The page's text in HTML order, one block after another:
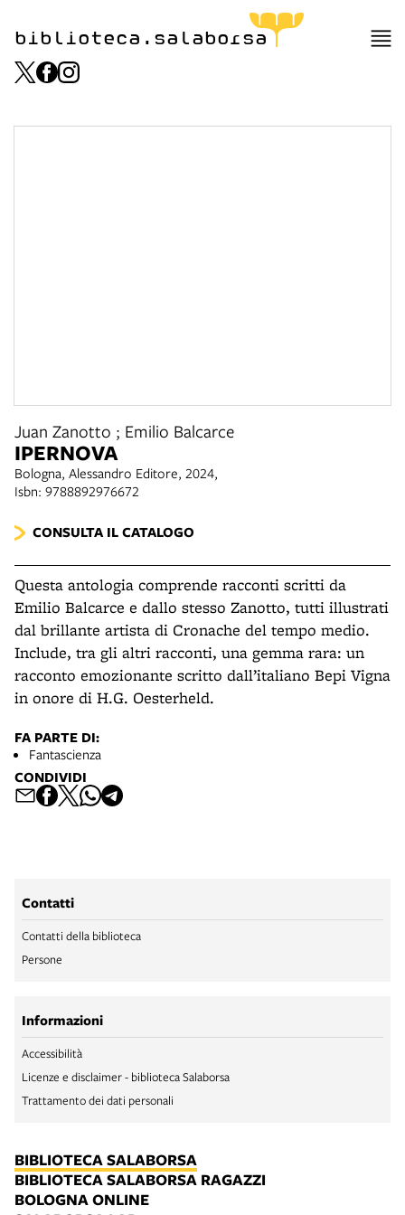
biblioteca.salaborsa
Juan Zanotto ; Emilio Balcarce
IPERNOVA
Bologna, Alessandro Editore, 2024,
Isbn: 9788892976672
CONSULTA IL CATALOGO
Questa antologia comprende racconti scritti da
Emilio Balcarce e dallo stesso Zanotto, tutti illustrati
dal brillante artista di Cronache del tempo medio.
Include, tra gli altri racconti, una gemma rara: un
racconto emozionante scritto dall’italiano Bepi Vigna
in onore di H.G. Oesterheld.
FA PARTE DI:
Fantascienza
CONDIVIDI
Contatti
Contatti della biblioteca
Persone
Informazioni
Accessibilità
Licenze e disclaimer - biblioteca Salaborsa
Trattamento dei dati personali
BIBLIOTECA SALABORSA
BIBLIOTECA SALABORSA RAGAZZI
BOLOGNA ONLINE